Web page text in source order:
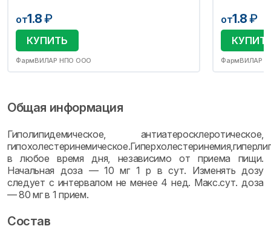
от1.8₽
КУПИТЬ
ФармВИЛАР НПО ООО
от1.8₽
ФармВИЛАР
Общая информация
Гиполипидемическое, антиатеросклеротическое,
в любое время дня, независимо от приема пищи.
Начальная доза — 10 мг 1 р в сут. Изменять дозу
следует с интервалом не менее 4 нед. Макс.сут. доза
— 80 мг в 1 прием.
Состав